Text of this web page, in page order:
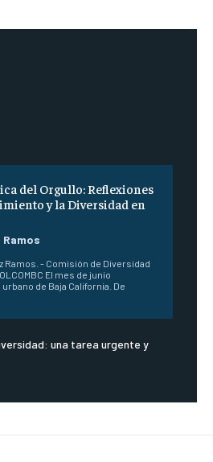
del Orgullo: Reflexiones
y la Diversidad en
Ramos. - Comisión de Diversidad
El mes de junio
de Baja California. De
una tarea urgente y